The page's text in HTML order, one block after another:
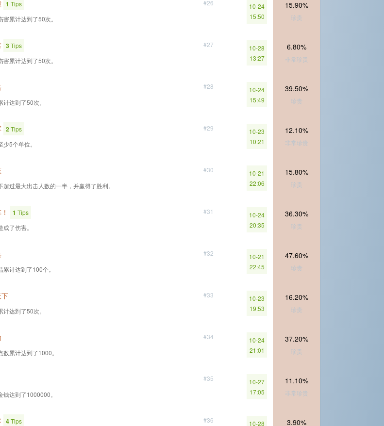
#26
1 Tips
害累计达到了50次。
10-24
15:50
15.90%
珍贵
#27
3Tips
害累计达到了50次。
10-28
13:27
6.80%
非常珍贵
#28
计达到了50次。
10-24
15:49
39.50%
珍贵
#29
2Tips
5个单位。
10-23
10:21
12.10%
非常珍贵
#30
超过最大出击人数的一半，并赢得了胜利。
10-21
22:06
15.80%
珍贵
#31
1 Tips
了伤害。
10-24
20:35
36.30%
珍贵
#32
累计达到了100个。
10-21
22:45
47.60%
珍贵
#33
达到了50次。
10-23
19:53
16.20%
珍贵
#34
数累计达到了1000。
10-24
21:01
37.20%
珍贵
#35
钱达到了1000000。
10-27
17:05
11.10%
非常珍贵
#36
4Tips 10-28 3.90%